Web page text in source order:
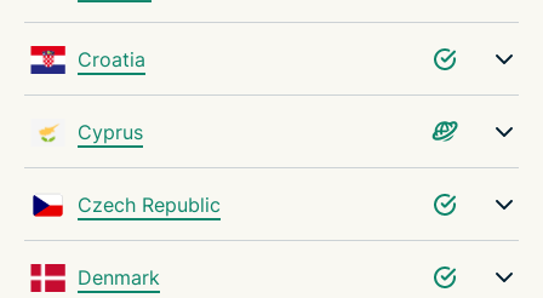
Croatia
Cyprus
Czech Republic
Denmark